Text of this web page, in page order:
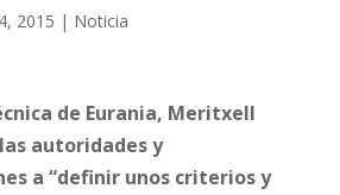
2015 | Noticia
de Eurania, Meritxell
autoridades y
a “definir unos criterios y